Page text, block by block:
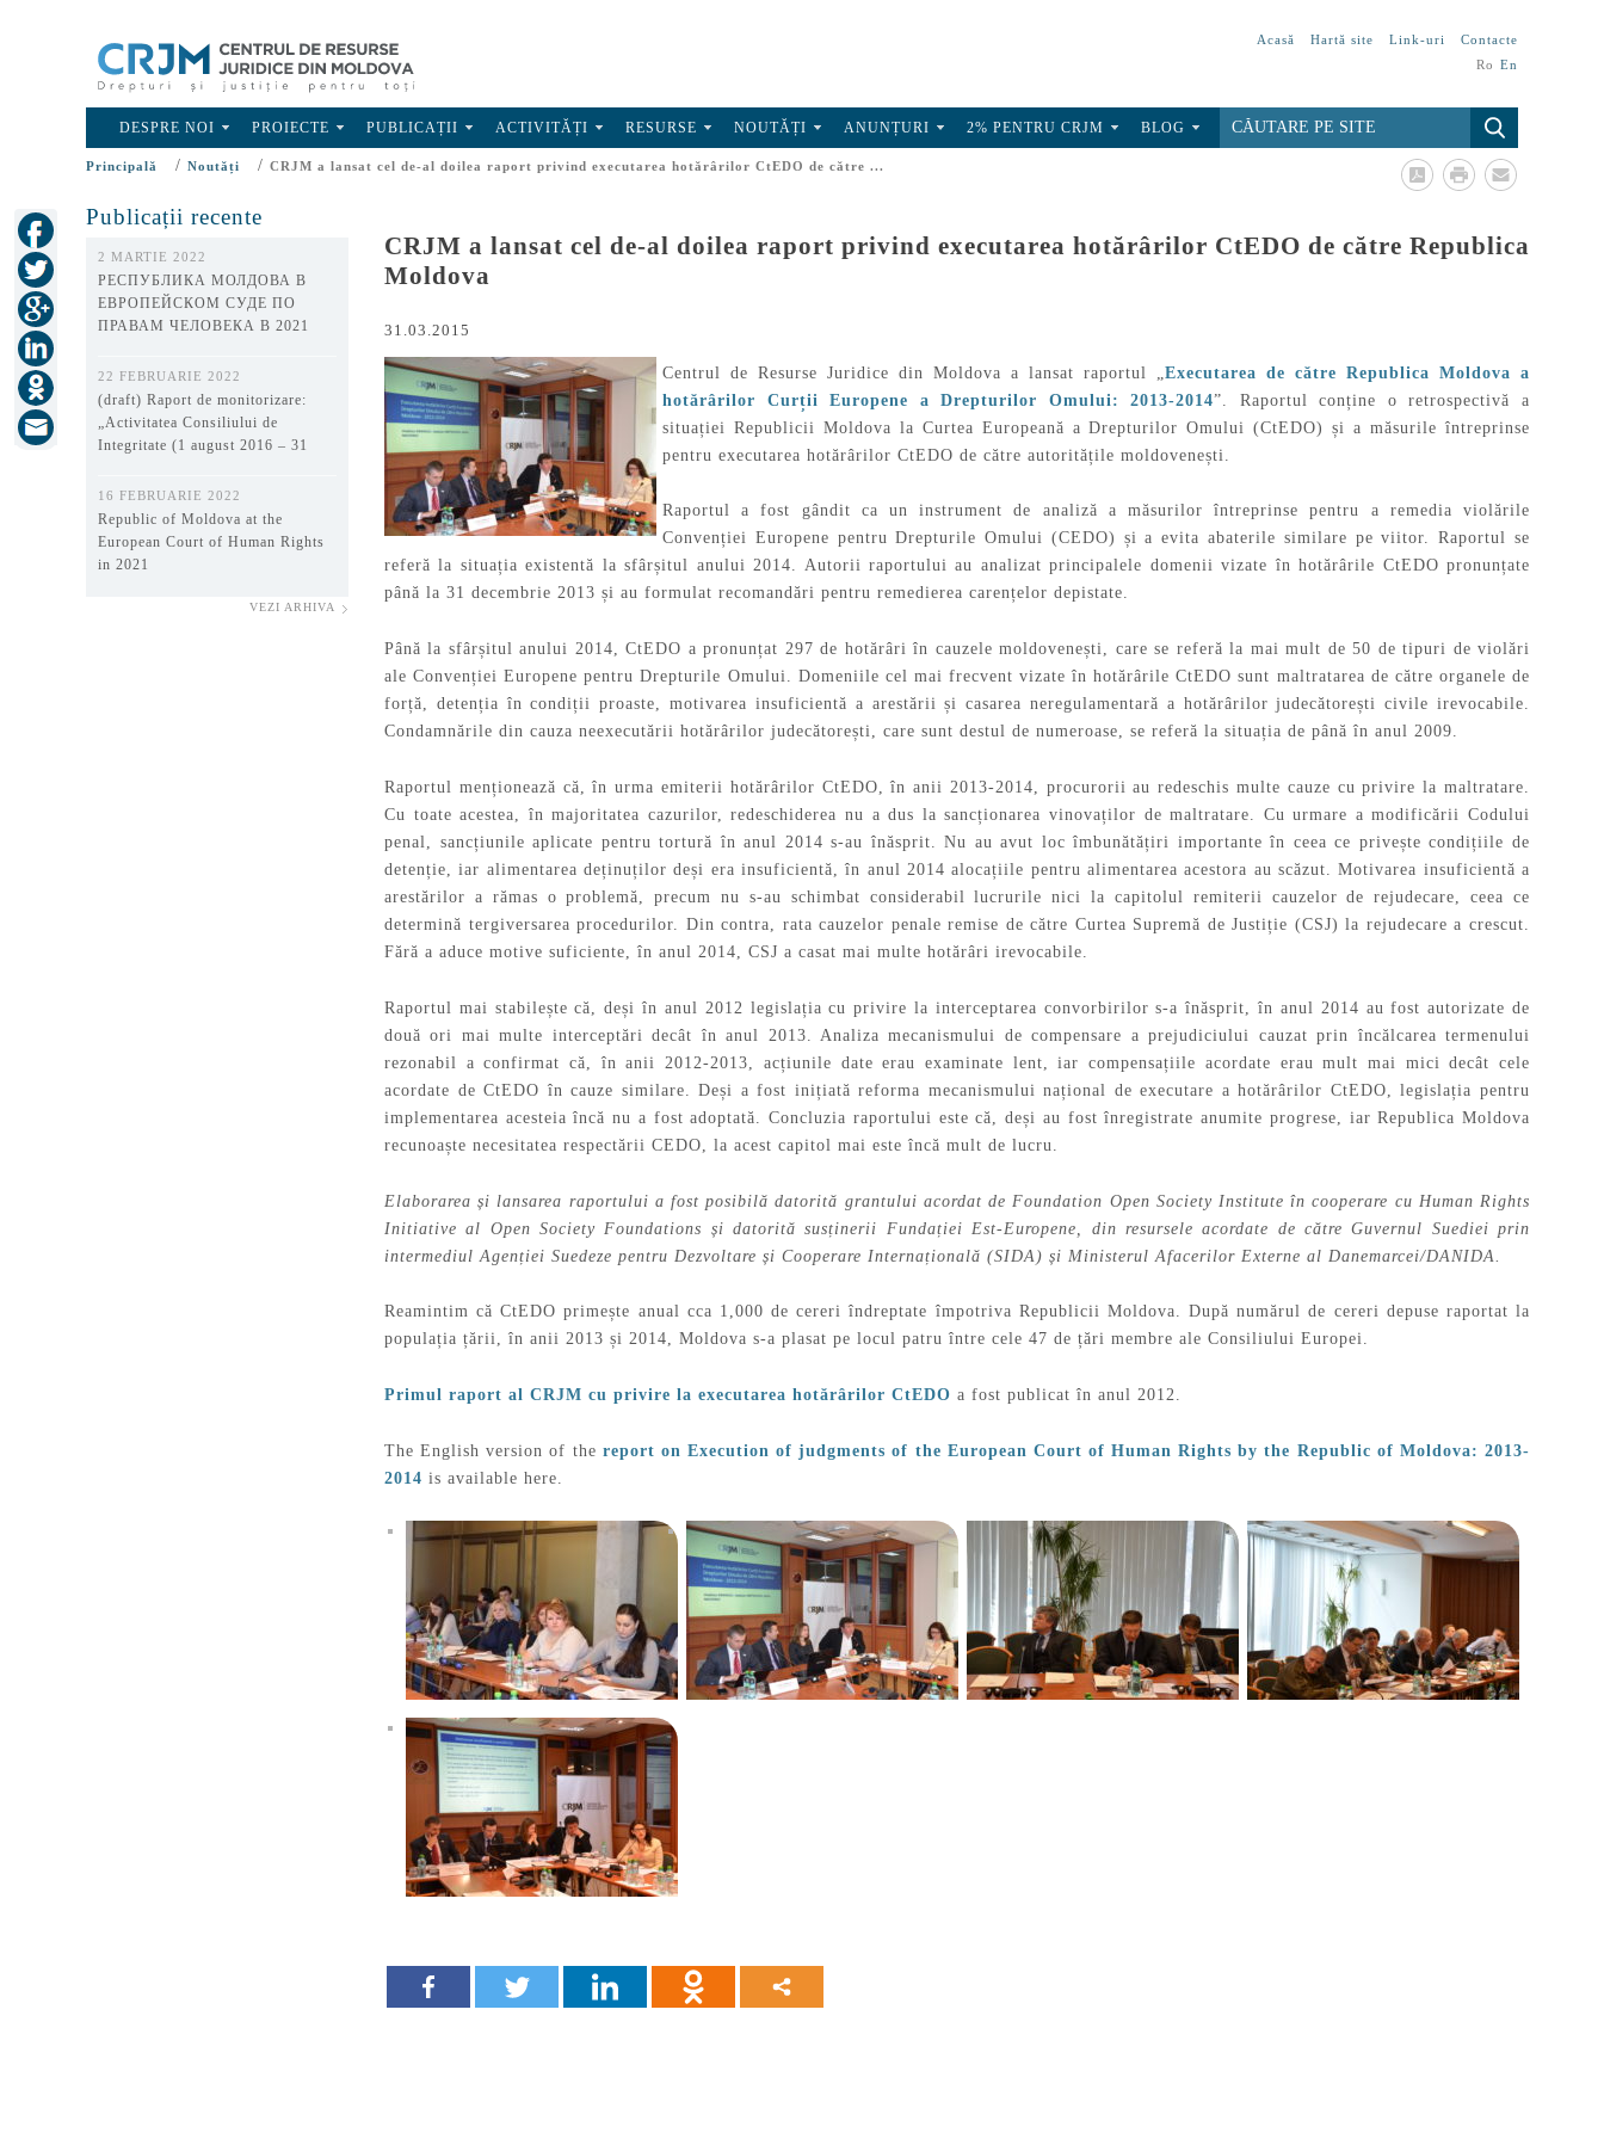
Acasă Hartă site Link-uri
Contacte
Ro En
DESPRE NOI PROIECTE PUBLICAȚII ACTIVITĂȚI RESURSE NOUTĂȚI ANUNȚURI 2% PENTRU CRJM BLOG
Principală / Noutăți / CRJM a lansat cel de-al doilea raport privind executarea hotărârilor CtEDO de către ...
Publicații recente
2 MARTIE 2022
РЕСПУБЛИКА МОЛДОВА В
ЕВРОПЕЙСКОМ СУДЕ ПО
ПРАВАМ ЧЕЛОВЕКА В 2021
22 FEBRUARIE 2022
(draft) Raport de monitorizare:
„Activitatea Consiliului de
Integritate (1 august 2016 – 31
16 FEBRUARIE 2022
Republic of Moldova at the
European Court of Human Rights
in 2021
VEZI ARHIVA
CRJM a lansat cel de-al doilea raport privind executarea hotărârilor CtEDO de către Republica
Moldova
31.03.2015
Centrul de Resurse Juridice din Moldova a lansat raportul „ Executarea de către Republica Moldova a
hotărârilor Curții Europene a Drepturilor Omului: 2013-2014”. Raportul conține o retrospectivă a
situației Republicii Moldova la Curtea Europeană a Drepturilor Omului (CtEDO) și a măsurile întreprinse
pentru executarea hotărârilor CtEDO de către autoritățile moldovenești.
Raportul a fost gândit ca un instrument de analiză a măsurilor întreprinse pentru a remedia violările
Convenției Europene pentru Drepturile Omului (CEDO) și a evita abaterile similare pe viitor. Raportul se
referă la situația existentă la sfârșitul anului 2014. Autorii raportului au analizat principalele domenii vizate în hotărârile CtEDO pronunțate
până la 31 decembrie 2013 și au formulat recomandări pentru remedierea carențelor depistate.
Până la sfârșitul anului 2014, CtEDO a pronunțat 297 de hotărâri în cauzele moldovenești, care se referă la mai mult de 50 de tipuri de violări
ale Convenției Europene pentru Drepturile Omului. Domeniile cel mai frecvent vizate în hotărârile CtEDO sunt maltratarea de către organele de
forță, detenția în condiții proaste, motivarea insuficientă a arestării și casarea neregulamentară a hotărârilor judecătorești civile irevocabile.
Condamnările din cauza neexecutării hotărârilor judecătorești, care sunt destul de numeroase, se referă la situația de până în anul 2009.
Raportul menționează că, în urma emiterii hotărârilor CtEDO, în anii 2013-2014, procurorii au redeschis multe cauze cu privire la maltratare.
Cu toate acestea, în majoritatea cazurilor, redeschiderea nu a dus la sancționarea vinovaților de maltratare. Cu urmare a modificării Codului
penal, sancțiunile aplicate pentru tortură în anul 2014 s-au înăsprit. Nu au avut loc îmbunătățiri importante în ceea ce privește condițiile de
detenție, iar alimentarea deținuților deși era insuficientă, în anul 2014 alocațiile pentru alimentarea acestora au scăzut. Motivarea insuficientă a
arestărilor a rămas o problemă, precum nu s-au schimbat considerabil lucrurile nici la capitolul remiterii cauzelor de rejudecare, ceea ce
determină tergiversarea procedurilor. Din contra, rata cauzelor penale remise de către Curtea Supremă de Justiție (CSJ) la rejudecare a crescut.
Fără a aduce motive suficiente, în anul 2014, CSJ a casat mai multe hotărâri irevocabile.
Raportul mai stabilește că, deși în anul 2012 legislația cu privire la interceptarea convorbirilor s-a înăsprit, în anul 2014 au fost autorizate de
două ori mai multe interceptări decât în anul 2013. Analiza mecanismului de compensare a prejudiciului cauzat prin încălcarea termenului
rezonabil a confirmat că, în anii 2012-2013, acțiunile date erau examinate lent, iar compensațiile acordate erau mult mai mici decât cele
acordate de CtEDO în cauze similare. Deși a fost inițiată reforma mecanismului național de executare a hotărârilor CtEDO, legislația pentru
implementarea acesteia încă nu a fost adoptată. Concluzia raportului este că, deși au fost înregistrate anumite progrese, iar Republica Moldova
recunoaște necesitatea respectării CEDO, la acest capitol mai este încă mult de lucru.
Elaborarea și lansarea raportului a fost posibilă datorită grantului acordat de Foundation Open Society Institute în cooperare cu Human Rights
Initiative al Open Society Foundations și datorită susținerii Fundației Est-Europene, din resursele acordate de către Guvernul Suediei prin
intermediul Agenției Suedeze pentru Dezvoltare și Cooperare Internațională (SIDA) și Ministerul Afacerilor Externe al Danemarcei/DANIDA.
Reamintim că CtEDO primește anual cca 1,000 de cereri îndreptate împotriva Republicii Moldova. După numărul de cereri depuse raportat la
populația țării, în anii 2013 și 2014, Moldova s-a plasat pe locul patru între cele 47 de țări membre ale Consiliului Europei.
Primul raport al CRJM cu privire la executarea hotărârilor CtEDO a fost publicat în anul 2012.
The English version of the report on Execution of judgments of the European Court of Human Rights by the Republic of Moldova: 2013-
2014 is available here.